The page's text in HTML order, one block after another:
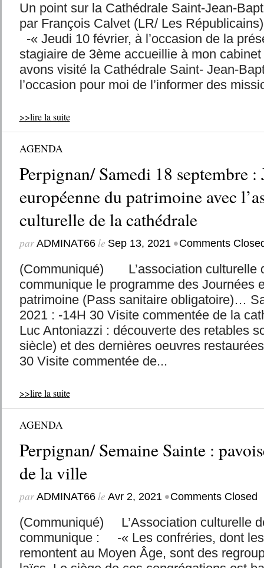
Un point sur la Cathédrale Saint-Jean-
par François Calvet (LR/ Les
-« Jeudi 10 février, à l’occasion de la
stagiaire de 3ème accueillie à mon
avons visité la Cathédrale Saint- Jean-
l’occasion pour moi de l’informer des
>>lire la suite
AGENDA
Perpignan/ Samedi 18 septembre :
européenne du patrimoine avec
culturelle de la cathédrale
par ADMINAT66le Sep 13, 2021 •Comments
(Communiqué) L’association culturelle
communique le programme des Journées
patrimoine (Pass sanitaire obligatoire)…
2021 : -14H 30 Visite commentée de la
Luc Antoniazzi : découverte des retables
siècle) et des dernières oeuvres
30 Visite commentée de...
>>lire la suite
AGENDA
Perpignan/ Semaine Sainte :
de la ville
par ADMINAT66le Avr 2, 2021 •Comments Closed
(Communiqué) L’Association culturelle
communique : -« Les confréries, dont
remontent au Moyen Âge, sont des